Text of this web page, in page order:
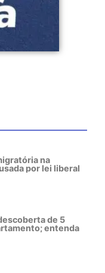
na
por lei liberal
de 5
entenda